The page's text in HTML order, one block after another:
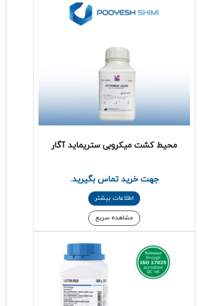
محیط کشت میکروبی ستریماید آگار
جهت خرید تماس بگیرید.
اطلاعات بیشتر
مشاهده سریع